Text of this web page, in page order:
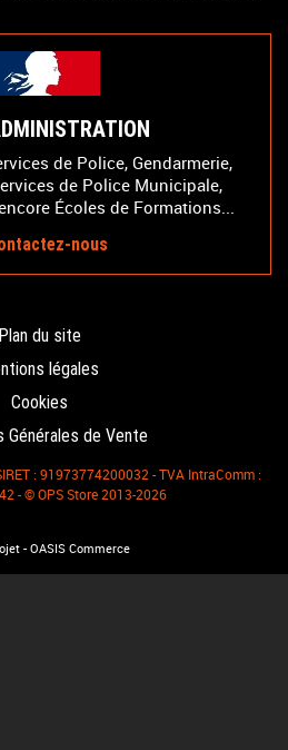
de Police, Gendarmerie,
de Police Municipale,
Écoles de Formations...
nous
Plan du site
légales
Cookies
Générales de Vente
: 91973774200032 - TVA IntraComm :
- © OPS Store 2013-2026
- OASIS Commerce